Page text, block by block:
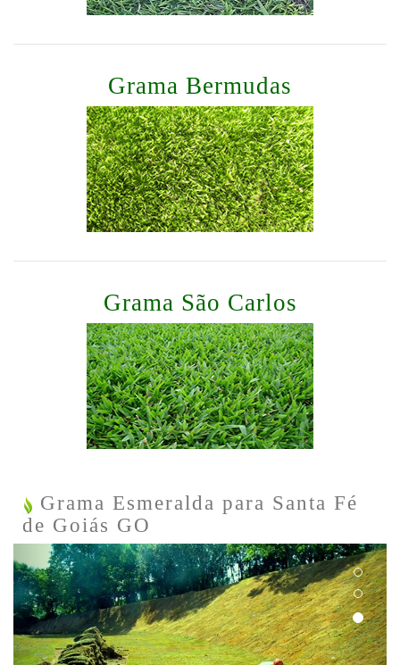
Grama Bermudas
Grama São Carlos
Grama Esmeralda para Santa Fé
de Goiás GO
Previous Next